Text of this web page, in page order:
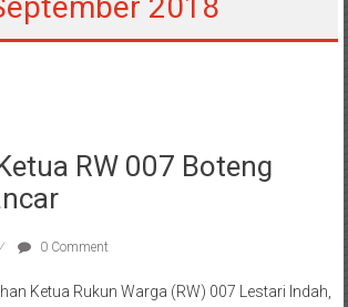
2018
RW 007 Boteng
0 Comment
Ketua Rukun Warga (RW) 007 Lestari Indah,